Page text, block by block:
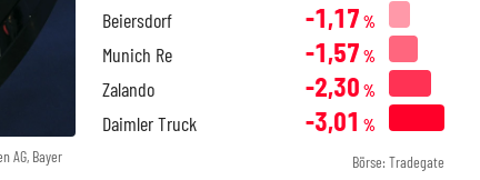
AG, Bayer
Beiersdorf -1,17 %
Munich Re -1,57 %
Zalando -2,30 %
Daimler Truck -3,01 %
Börse: Tradegate